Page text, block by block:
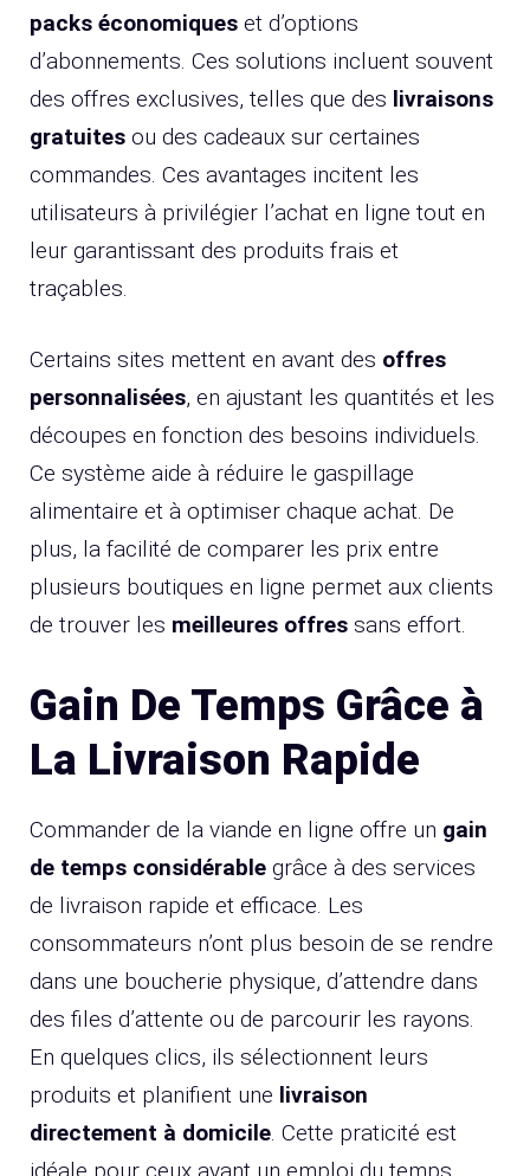
packs économiques et d’options
d’abonnements. Ces solutions incluent souvent
des offres exclusives, telles que des livraisons
gratuites ou des cadeaux sur certaines
commandes. Ces avantages incitent les
utilisateurs à privilégier l’achat en ligne tout en
leur garantissant des produits frais et
traçables.
Certains sites mettent en avant des offres
personnalisées, en ajustant les quantités et les
découpes en fonction des besoins individuels.
Ce système aide à réduire le gaspillage
alimentaire et à optimiser chaque achat. De
plus, la facilité de comparer les prix entre
plusieurs boutiques en ligne permet aux clients
de trouver les meilleures offres sans effort.
Gain De Temps Grâce à
La Livraison Rapide
Commander de la viande en ligne offre un gain
de temps considérable grâce à des services
de livraison rapide et efficace. Les
consommateurs n’ont plus besoin de se rendre
dans une boucherie physique, d’attendre dans
des files d’attente ou de parcourir les rayons.
En quelques clics, ils sélectionnent leurs
produits et planifient une livraison
directement à domicile. Cette praticité est
idéale pour ceux ayant un emploi du temps